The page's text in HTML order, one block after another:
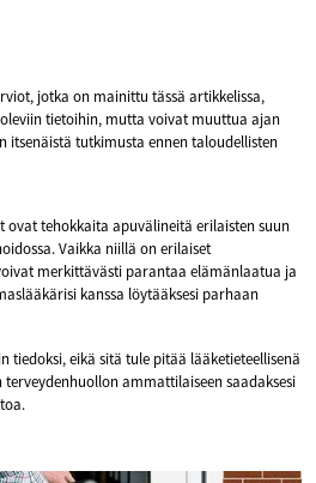
jotka on mainittu tässä artikkelissa,
tietoihin, mutta voivat muuttua ajan
itsenäistä tutkimusta ennen taloudellisten
tehokkaita apuvälineitä erilaisten suun
Vaikka niillä on erilaiset
merkittävästi parantaa elämänlaatua ja
kanssa löytääksesi parhaan
tiedoksi, eikä sitä tule pitää lääketieteellisenä
ammattilaiseen saadaksesi